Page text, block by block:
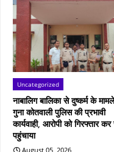
Uncategorized
नाबालिग बालिका से दुष्कर्म के
गुना कोतवाली पुलिस की प्रभावी
कार्यवाही, आरोपी को गिरफ्तार
पहुंचाया
August 05, 2026